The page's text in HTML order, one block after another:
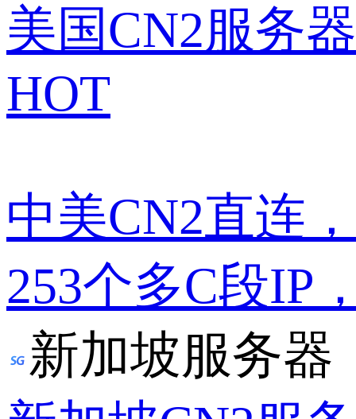
美国CN2服务器
HOT
中美CN2直连
253个多C段IP
新加坡服务器